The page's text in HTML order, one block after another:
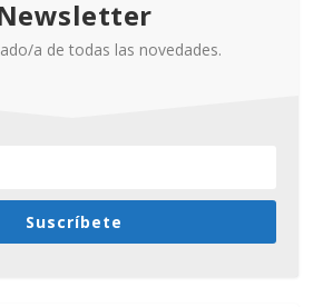
a de todas las novedades.
Suscríbete